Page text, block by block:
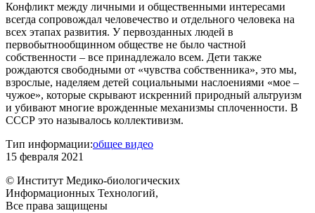
Конфликт между личными и общественными интересами
всегда сопровождал человечество и отдельного человека на
всех этапах развития. У первозданных людей в
первобытнообщинном обществе не было частной
собственности – все принадлежало всем. Дети также
рождаются свободными от «чувства собственника», это мы,
взрослые, наделяем детей социальными наслоениями «мое –
чужое», которые скрывают искренний природный альтруизм
и убивают многие врожденные механизмы сплоченности. В
СССР это называлось коллективизм.
Тип информации:общее видео
15 февраля 2021
© Институт Медико-биологических
Информационных Технологий,
Все права защищены